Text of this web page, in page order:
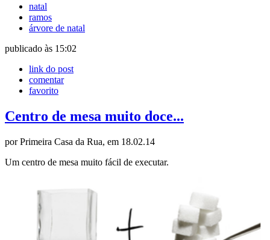
natal
ramos
árvore de natal
publicado às 15:02
link do post
comentar
favorito
Centro de mesa muito doce...
por Primeira Casa da Rua, em 18.02.14
Um centro de mesa muito fácil de executar.